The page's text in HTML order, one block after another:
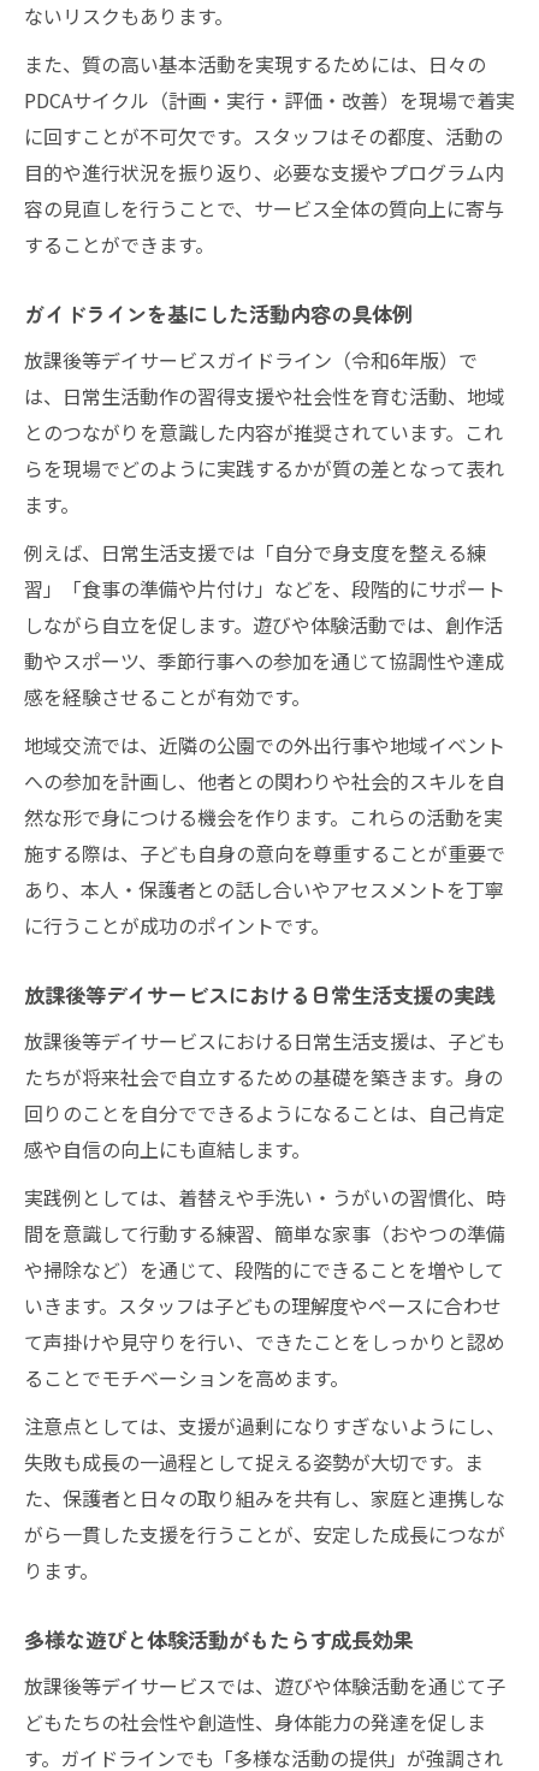
ないリスクもあります。
また、質の高い基本活動を実現するためには、日々の
PDCAサイクル（計画・実行・評価・改善）を現場で着実
に回すことが不可欠です。スタッフはその都度、活動の
目的や進行状況を振り返り、必要な支援やプログラム内
容の見直しを行うことで、サービス全体の質向上に寄与
することができます。
ガイドラインを基にした活動内容の具体例
放課後等デイサービスガイドライン（令和6年版）で
は、日常生活動作の習得支援や社会性を育む活動、地域
とのつながりを意識した内容が推奨されています。これ
らを現場でどのように実践するかが質の差となって表れ
ます。
例えば、日常生活支援では「自分で身支度を整える練
習」「食事の準備や片付け」などを、段階的にサポート
しながら自立を促します。遊びや体験活動では、創作活
動やスポーツ、季節行事への参加を通じて協調性や達成
感を経験させることが有効です。
地域交流では、近隣の公園での外出行事や地域イベント
への参加を計画し、他者との関わりや社会的スキルを自
然な形で身につける機会を作ります。これらの活動を実
施する際は、子ども自身の意向を尊重することが重要で
あり、本人・保護者との話し合いやアセスメントを丁寧
に行うことが成功のポイントです。
放課後等デイサービスにおける日常生活支援の実践
放課後等デイサービスにおける日常生活支援は、子ども
たちが将来社会で自立するための基礎を築きます。身の
回りのことを自分でできるようになることは、自己肯定
感や自信の向上にも直結します。
実践例としては、着替えや手洗い・うがいの習慣化、時
間を意識して行動する練習、簡単な家事（おやつの準備
や掃除など）を通じて、段階的にできることを増やして
いきます。スタッフは子どもの理解度やペースに合わせ
て声掛けや見守りを行い、できたことをしっかりと認め
ることでモチベーションを高めます。
注意点としては、支援が過剰になりすぎないようにし、
失敗も成長の一過程として捉える姿勢が大切です。ま
た、保護者と日々の取り組みを共有し、家庭と連携しな
がら一貫した支援を行うことが、安定した成長につなが
ります。
多様な遊びと体験活動がもたらす成長効果
放課後等デイサービスでは、遊びや体験活動を通じて子
どもたちの社会性や創造性、身体能力の発達を促しま
す。ガイドラインでも「多様な活動の提供」が強調され